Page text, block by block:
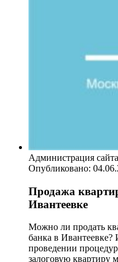
Администрация сайта
Опубликовано:
Продажа
Ивантеевке
Можно ли продать
банка в Ивантеевке?
проведении
залоговую